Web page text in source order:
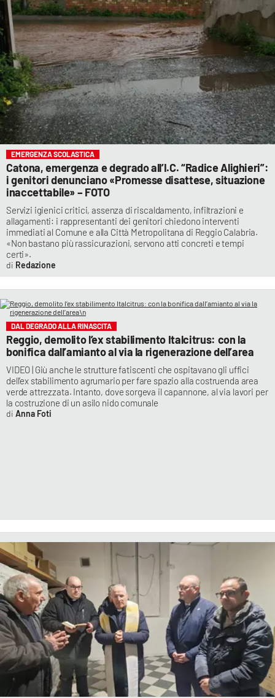
EMERGENZA SCOLASTICA
Catona, emergenza e degrado all’I.C. “Radice Alighieri”:
i genitori denunciano «Promesse disattese, situazione
inaccettabile» – FOTO
Servizi igienici critici, assenza di riscaldamento, infiltrazioni e
allagamenti: i rappresentanti dei genitori chiedono interventi
immediati al Comune e alla Città Metropolitana di Reggio Calabria.
«Non bastano più rassicurazioni, servono atti concreti e tempi
certi».
Redazione
DAL DEGRADO ALLA RINASCITA
Reggio, demolito l’ex stabilimento Italcitrus: con la
bonifica dall’amianto al via la rigenerazione dell’area
VIDEO | Giù anche le strutture fatiscenti che ospitavano gli uffici
dell’ex stabilimento agrumario per fare spazio alla costruenda area
verde attrezzata. Intanto, dove sorgeva il capannone, al via lavori per
la costruzione di un asilo nido comunale
Anna Foti